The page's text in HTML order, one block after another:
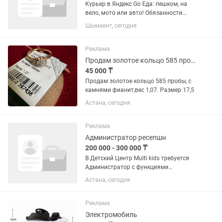
Курьер в Яндекс Go Еда: пешком, на
вело, мото или авто! Обязанности
Доставка заказов из ресторанов
клиентам в выбранном вами радиусе.
выбираете районы для доставки (1–2...
Шымкент, сегодня
Реклама
Продам золотое кольцо 585 пробы
45 000 ₸
Продам золотое кольцо 585 пробы, с
камнями фианит,вес 1,07. Размер 17,5
Астана, сегодня
Реклама
Администратор ресепшн
200 000 - 300 000 ₸
В Детский Центр Multi kids требуется
Администратор с функциями
Менеджера - консультирование по
услугам центра — Запись клиентов на
оплаты, — Работа с CRM-системой...
Астана, сегодня
Реклама
Электромобиль